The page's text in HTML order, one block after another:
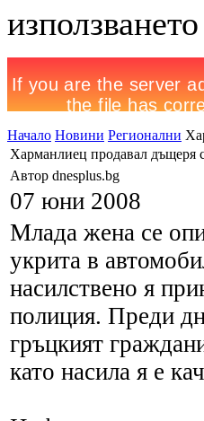
Начало Новини Регионални
Харманлиец продавал дъщеря
Автор dnesplus.bg
07 юни 2008
Млада жена се
укрита в
насилствено я
полиция. Преди
гръцкият
като насила я е